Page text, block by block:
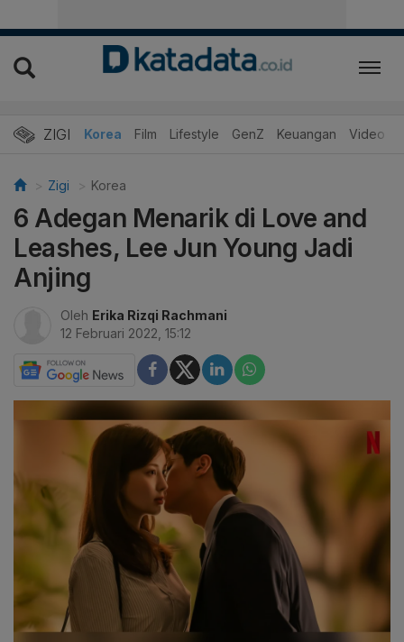
ZIGI
Hits Korea Film Lifestyle GenZ Keuangan Video
Zigi Korea
6 Adegan Menarik di Love and
Leashes, Lee Jun Young Jadi
Anjing
Oleh Erika Rizqi Rachmani
12 Februari 2022, 15:12